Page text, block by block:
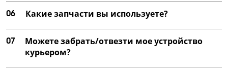
06 Какие запчасти вы используете?
07
Можете забрать/отвезти мое устройство
курьером?